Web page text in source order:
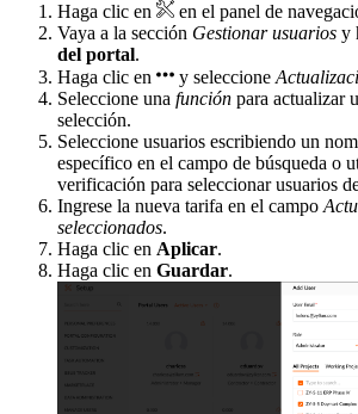
Haga clic en
en el panel de
Vaya a la sección Gestionar usuarios y
del portal.
Haga clic en
y seleccione
Seleccione una función para actualizar
selección.
Seleccione usuarios escribiendo un
específico en el campo de búsqueda o
verificación para seleccionar usuarios
Ingrese la nueva tarifa en el campo
seleccionados.
Haga clic en Aplicar.
Haga clic en Guardar.